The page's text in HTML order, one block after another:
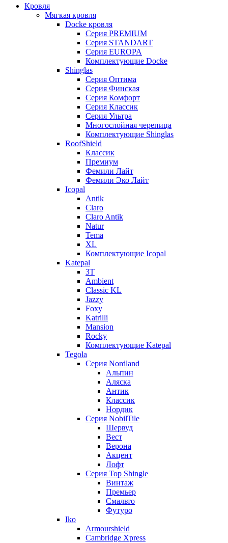
Кровля
Мягкая кровля
Docke кровля
Серия PREMIUM
Серия STANDART
Серия EUROPA
Комплектующие Docke
Shinglas
Серия Оптима
Серия Финская
Серия Комфорт
Серия Классик
Серия Ультра
Многослойная черепица
Комплектующие Shinglas
RoofShield
Классик
Премиум
Фемили Лайт
Фемили Эко Лайт
Icopal
Antik
Claro
Claro Antik
Natur
Tema
XL
Комплектующие Icopal
Katepal
3T
Ambient
Classic KL
Jazzy
Foxy
Katrilli
Mansion
Rocky
Комплектующие Katepal
Tegola
Серия Nordland
Альпин
Аляска
Антик
Классик
Нордик
Серия NobilTile
Шервуд
Вест
Верона
Акцент
Лофт
Серия Top Shingle
Винтаж
Премьер
Смальто
Футуро
Iko
Armourshield
Cambridge Xpress